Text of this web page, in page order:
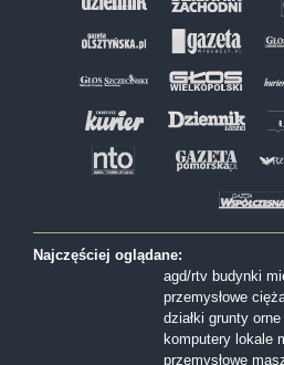
Najczęściej oglądane:
agd/rtv budynki
przemysłowe
działki grunty orne
komputery lokale
przemysłowe